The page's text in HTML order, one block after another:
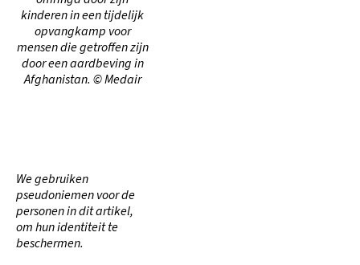
kinderen in een tijdelijk
opvangkamp voor
mensen die getroffen zijn
door een aardbeving in
Afghanistan. © Medair
We gebruiken
pseudoniemen voor de
personen in dit artikel,
om hun identiteit te
beschermen.